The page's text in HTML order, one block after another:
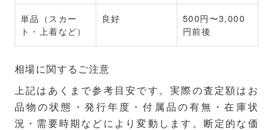
単品（スカー
ト・上着など）
良好
500円〜3,000
円前後
相場に関するご注意
上記はあくまで参考目安です。実際の査定額はお
品物の状態・発行年度・付属品の有無・在庫状
況・需要時期などにより変動します。断定的な価